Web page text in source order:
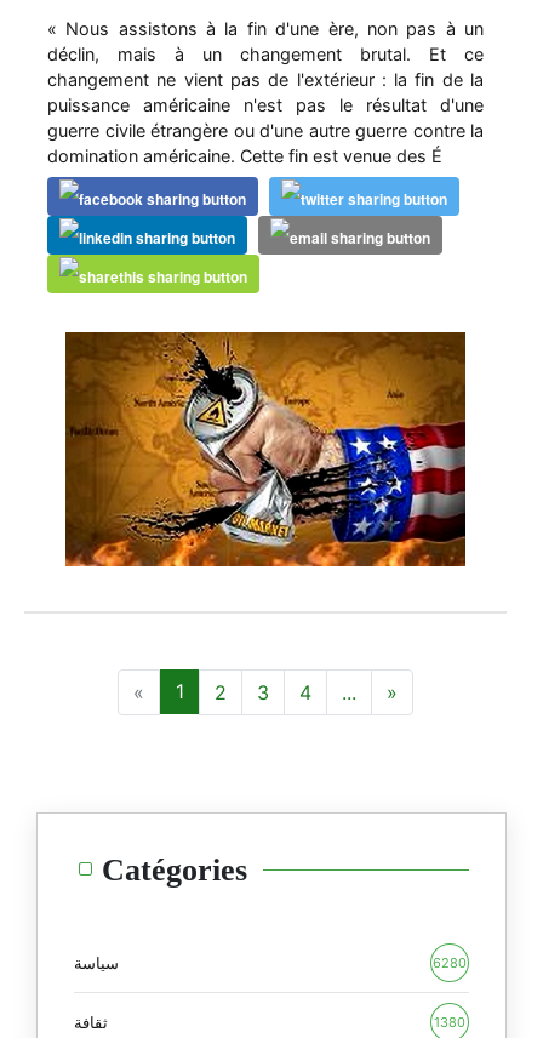
« Nous assistons à la fin d'une ère, non pas à un
déclin, mais à un changement brutal. Et ce
changement ne vient pas de l'extérieur : la fin de la
puissance américaine n'est pas le résultat d'une
guerre civile étrangère ou d'une autre guerre contre la
domination américaine. Cette fin est venue des É
1 2 3 4 ...
Catégories
سياسة 6280
ثقافة 1380